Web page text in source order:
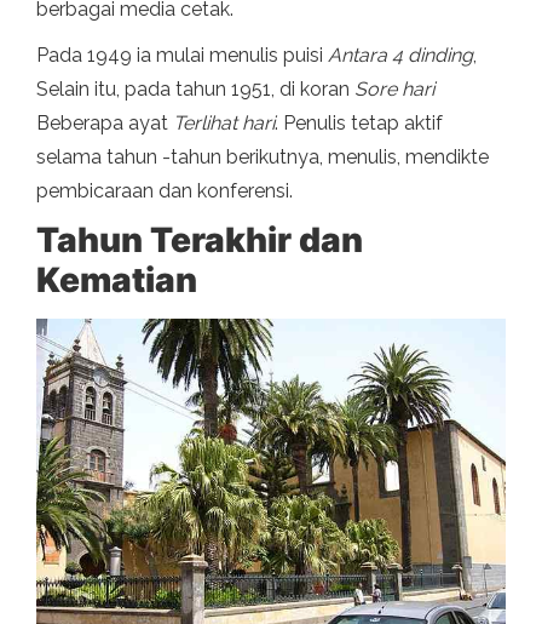
berbagai media cetak.
Pada 1949 ia mulai menulis puisi Antara 4 dinding,
Selain itu, pada tahun 1951, di koran Sore hari
Beberapa ayat Terlihat hari. Penulis tetap aktif
selama tahun -tahun berikutnya, menulis, mendikte
pembicaraan dan konferensi.
Tahun Terakhir dan
Kematian